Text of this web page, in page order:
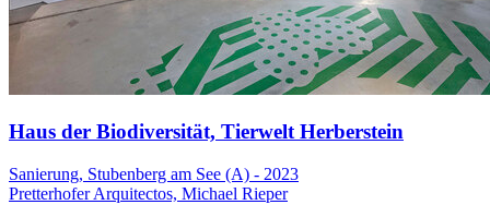
Haus der Biodiversität, Tierwelt Herberstein
Sanierung, Stubenberg am See (A) - 2023
Pretterhofer Arquitectos, Michael Rieper